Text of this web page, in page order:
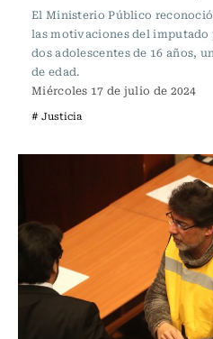
El Ministerio Público
las motivaciones del imputado
dos adolescentes de 16 años,
de edad.
Miércoles 17 de julio de 2024
# Justicia